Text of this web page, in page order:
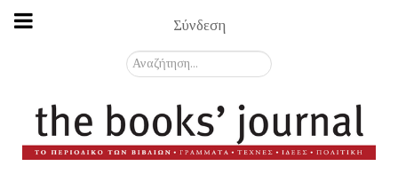
Σύνδεση
Αναζήτηση...